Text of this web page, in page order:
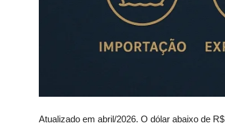
Atualizado em abril/2026. O dólar abaixo de